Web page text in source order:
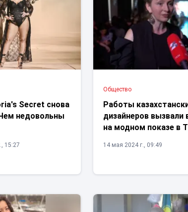
Secret снова
недовольны
15:27
Общество
Работы
дизайнеров вызвали
на модном показе в
14 мая 2024 г., 09:49